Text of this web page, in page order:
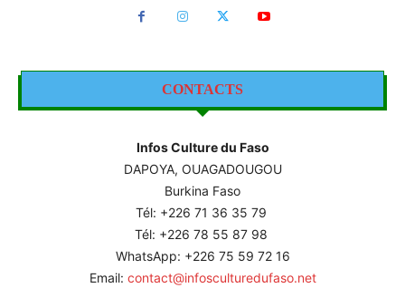
CONTACTS
Infos Culture du Faso
DAPOYA, OUAGADOUGOU
Burkina Faso
Tél: +226 71 36 35 79
Tél: +226 78 55 87 98
WhatsApp: +226 75 59 72 16
Email: contact@infosculturedufaso.net